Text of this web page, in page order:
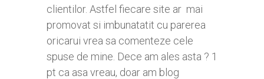
clientilor. Astfel fiecare site ar mai
promovat si imbunatatit cu parerea
oricarui vrea sa comenteze cele
spuse de mine. Dece am ales asta ? 1
pt ca asa vreau, doar am blog